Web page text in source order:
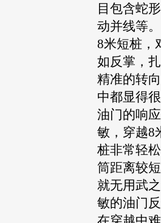
目包含蛇
动并线等
8米短桩，
如反掌，
精准的转
中都显得
油门的响
敏，穿越8
桩非常轻
筒距离较
就无用武
敏的油门